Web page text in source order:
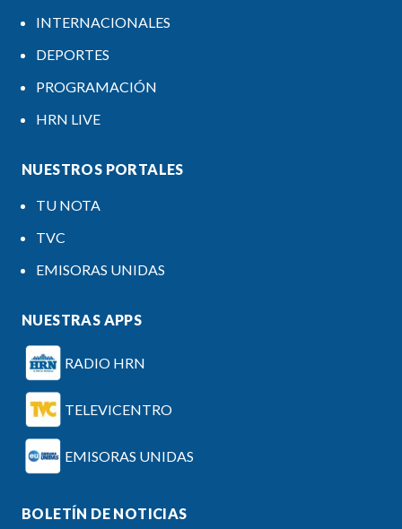
INTERNACIONALES
DEPORTES
PROGRAMACIÓN
HRN LIVE
NUESTROS PORTALES
TU NOTA
TVC
EMISORAS UNIDAS
NUESTRAS APPS
RADIO HRN
TELEVICENTRO
EMISORAS UNIDAS
BOLETÍN DE NOTICIAS